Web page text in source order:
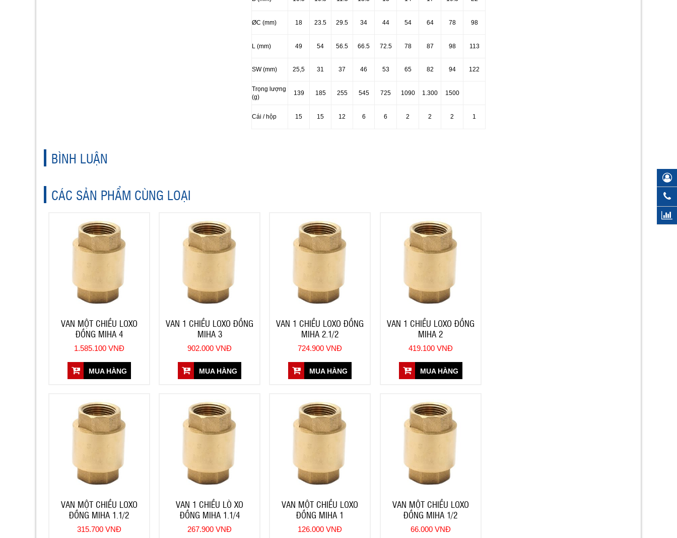
ØC (mm) 18 23.5 29.5 34 44 54 64 78 98
L (mm) 49 54 56.5 66.5 72.5 78 87 98 113
SW (mm) 25,5 31 37 46 53 65 82 94 122
Trọng lượng
(g)
139 185 255 545 725 1090 1.300 1500
Cái / hộp 15 15 12 6 6 2 2 2 1
BÌNH LUẬN
CÁC SẢN PHẨM CÙNG LOẠI
VAN MỘT CHIỀU LOXO
ĐỒNG MIHA 4
1.585.100 VNĐ
MUA HÀNG
VAN 1 CHIỀU LOXO ĐỒNG
MIHA 3
902.000 VNĐ
MUA HÀNG
VAN 1 CHIỀU LOXO ĐỒNG
MIHA 2.1/2
724.900 VNĐ
MUA HÀNG
VAN 1 CHIỀU LOXO ĐỒNG
MIHA 2
419.100 VNĐ
MUA HÀNG
VAN MỘT CHIỀU LOXO
ĐỒNG MIHA 1.1/2
315.700 VNĐ
VAN 1 CHIỀU LÒ XO
ĐỒNG MIHA 1.1/4
267.900 VNĐ
VAN MỘT CHIỀU LOXO
ĐỒNG MIHA 1
126.000 VNĐ
VAN MỘT CHIỀU LOXO
ĐỒNG MIHA 1/2
66.000 VNĐ